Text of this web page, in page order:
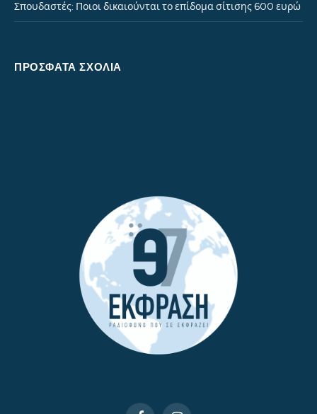
Σπουδαστές: Ποιοι δικαιούνται το επίδομα σίτισης 600 ευρώ
ΠΡΌΣΦΑΤΑ ΣΧΌΛΙΑ